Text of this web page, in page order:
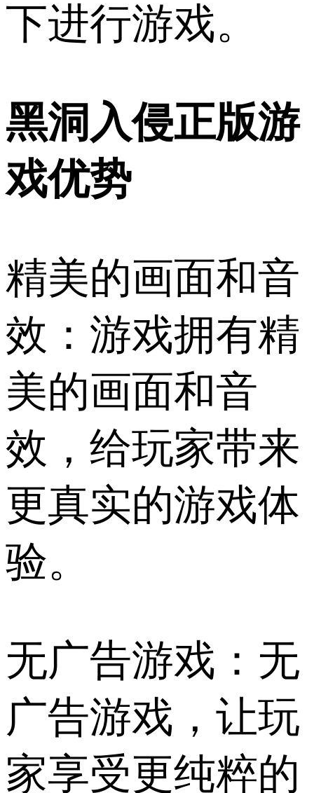
下进行游戏。
黑洞入侵正版游
戏优势
精美的画面和音
效：游戏拥有精
美的画面和音
效，给玩家带来
更真实的游戏体
验。
无广告游戏：无
广告游戏，让玩
家享受更纯粹的